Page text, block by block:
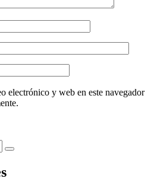
electrónico y web en este navegador
Buscar